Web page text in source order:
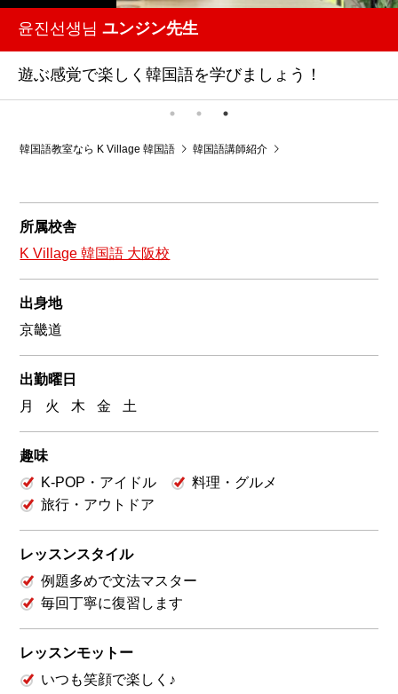
윤진선생님 ユンジン先生
遊ぶ感覚で楽しく韓国語を学びましょう！
韓国語教室なら K Village 韓国語 韓国語講師紹介
所属校舎
K Village 韓国語 大阪校
出身地
京畿道
出勤曜日
月
火 木 金 土
趣味
K-POP・アイドル
料理・グルメ
旅行・アウトドア
レッスンスタイル
例題多めで文法マスター
毎回丁寧に復習します
レッスンモットー
いつも笑顔で楽しく♪